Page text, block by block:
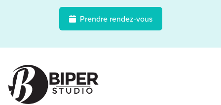
Prendre rendez-vous